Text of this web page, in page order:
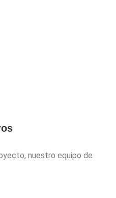
nuestro equipo de